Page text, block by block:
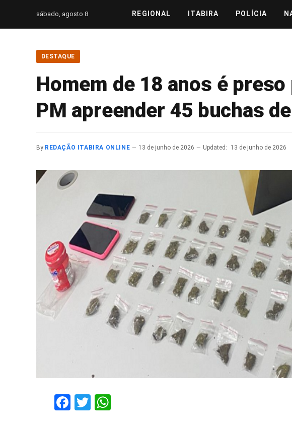
sábado, agosto 8 REGIONAL ITABIRA POLÍCIA
DESTAQUE
Homem de 18 anos é
PM apreender 45 buchas
By REDAÇÃO ITABIRA ONLINE 13 de junho de 2026 Updated: 13 de junho de 2026
Facebook
Twitter